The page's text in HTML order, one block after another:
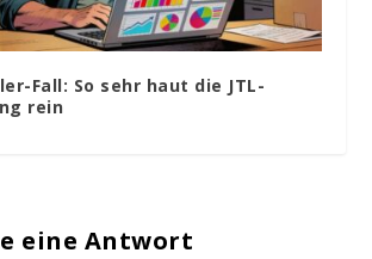
Fall: So sehr haut die JTL-
rein
eine Antwort